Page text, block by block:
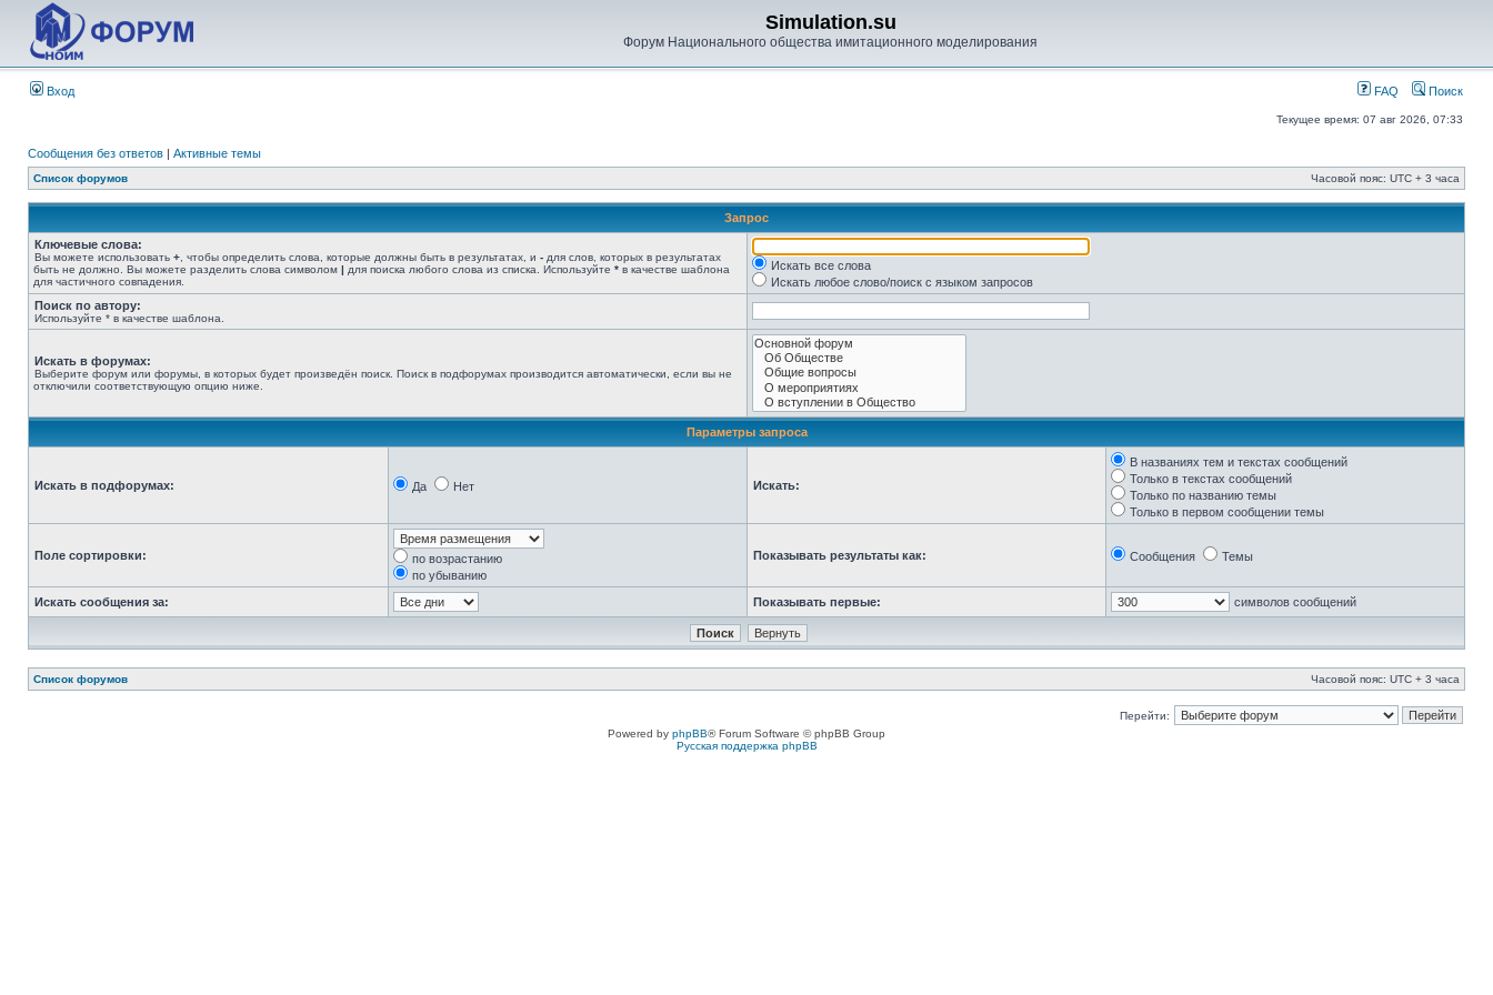
Simulation.su
Форум Национального общества имитационного моделирования
Вход FAQ Поиск
Текущее время: 07 авг 2026, 07:33
Сообщения без ответов | Активные темы
Список форумов Часовой пояс: UTC + 3 часа
Запрос
Ключевые слова:
Вы можете использовать + , чтобы определить слова, которые должны быть в результатах, и - для слов, которых в результатах
быть не должно. Вы можете разделить слова символом | для поиска любого слова из списка. Используйте * в качестве шаблона
для частичного совпадения.
Искать все слова
Искать любое слово/поиск с языком запросов
Поиск по автору:
Используйте * в качестве шаблона.
Искать в форумах:
Выберите форум или форумы, в которых будет произведён поиск. Поиск в подфорумах производится автоматически, если вы не
отключили соответствующую опцию ниже.
Параметры запроса
Искать в подфорумах: Да Нет Искать:
В названиях тем и текстах сообщений
Только в текстах сообщений
Только по названию темы
Только в первом сообщении темы
Поле сортировки:
по возрастанию
по убыванию
Показывать результаты как: Сообщения Темы
Искать сообщения за: Показывать первые: символов сообщений
Список форумов Часовой пояс: UTC + 3 часа
Перейти:
Powered by phpBB® Forum Software © phpBB Group
Русская поддержка phpBB